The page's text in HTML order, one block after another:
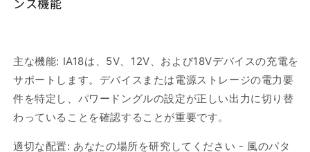
主な機能: IA18は、5V、12V、および18Vデバイスの充電を
サポートします。デバイスまたは電源ストレージの電力要
件を特定し、パワードングルの設定が正しい出力に切り替
わっていることを確認することが重要です。
適切な配置: あなたの場所を研究してください - 風のパタ